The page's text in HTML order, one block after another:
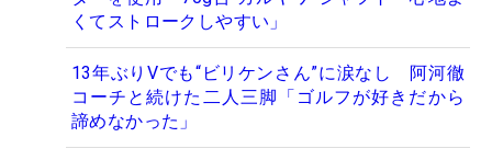
くてストロークしやすい」
13年ぶりVでも“ビリケンさん”に涙なし 阿河徹
コーチと続けた二人三脚「ゴルフが好きだから
諦めなかった」